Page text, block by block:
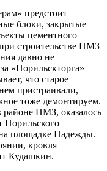
предстоит
блоки, закрытые
цементного
строительстве НМЗ
давно не
«Норильскторга»
что старое
пристраивали,
тоже демонтируем.
районе НМЗ, оказалось
Норильского
на площадке Надежды.
кровля
Кудашкин.